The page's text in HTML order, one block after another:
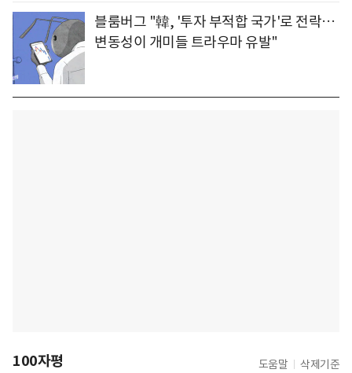
블룸버그 "韓, '투자 부적합 국가'로 전락…
변동성이 개미들 트라우마 유발"
100자평 도움말 삭제기준